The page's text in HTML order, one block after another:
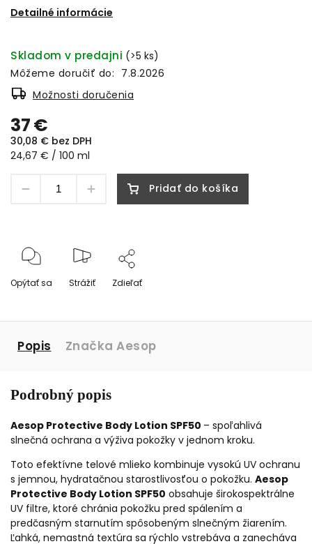
Detailné informácie
37 €
30,08 € bez DPH
24,67 € / 100 ml
Skladom v predajni (>5 ks)
Môžeme doručiť do: 7.8.2026
Možnosti doručenia
Pridať do košíka
Opýtať sa Strážiť Zdieľať
Popis Značka Aesop
Podrobný popis
Aesop Protective Body Lotion SPF50 – spoľahlivá
slnečná ochrana a výživa pokožky v jednom kroku.
Toto efektívne telové mlieko kombinuje vysokú UV ochranu
s jemnou, hydratačnou starostlivosťou o pokožku. Aesop
Protective Body Lotion SPF50 obsahuje širokospektrálne
UV filtre, ktoré chránia pokožku pred spálením a
predčasným starnutím spôsobeným slnečným žiarením.
Ľahká, nemastná textúra sa rýchlo vstrebáva a zanecháva